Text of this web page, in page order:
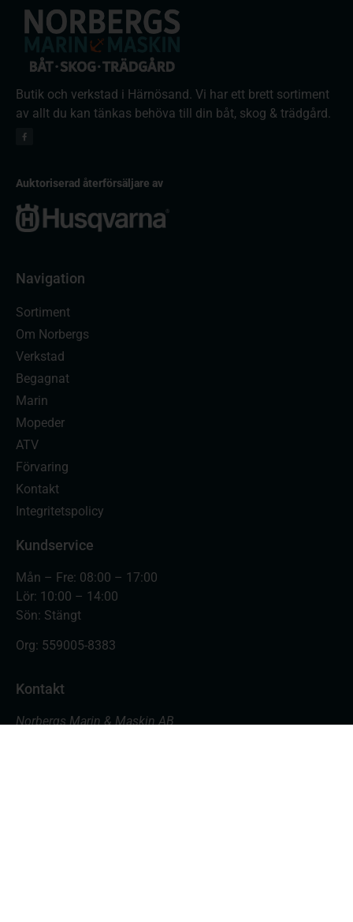
Butik och verkstad i Härnösand. Vi har ett brett sortiment
av allt du kan tänkas behöva till din båt, skog & trädgård.
Auktoriserad återförsäljare av
Navigation
Sortiment
Om Norbergs
Verkstad
Begagnat
Marin
Mopeder
ATV
Förvaring
Kontakt
Integritetspolicy
Kundservice
Mån – Fre: 08:00 – 17:00
Lör: 10:00 – 14:00
Sön: Stängt
Org: 559005-8383
Kontakt
Norbergs Marin & Maskin AB